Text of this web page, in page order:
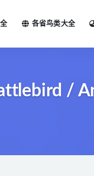
各省鸟类大全
/